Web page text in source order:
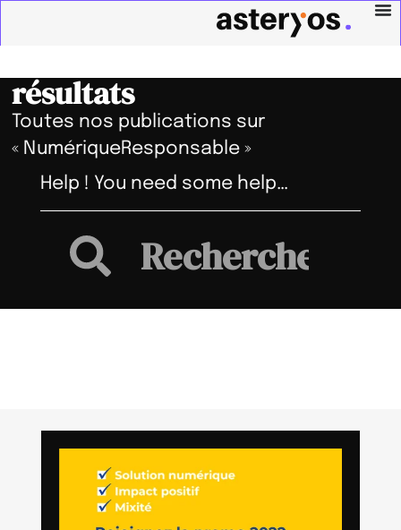
résultats
Toutes nos publications sur
« NumériqueResponsable »
Help ! You need some help…